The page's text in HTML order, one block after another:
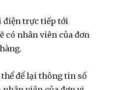
điện trực tiếp tới
có nhân viên của đơn
thể để lại thông tin số